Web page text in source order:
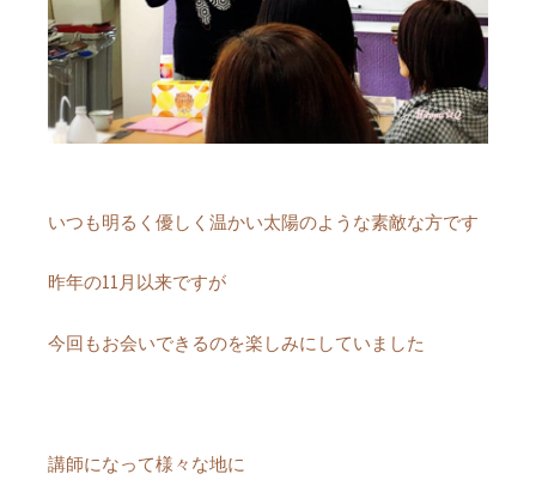
いつも明るく優しく温かい太陽のような素敵な方です
昨年の11月以来ですが
今回もお会いできるのを楽しみにしていました
講師になって様々な地に